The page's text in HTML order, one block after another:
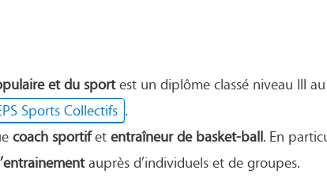
et du sportest un diplôme classé niveau III au
Sports Collectifs .
coach sportifetentraîneur de basket-ball. En
auprès d’individuels et de groupes.